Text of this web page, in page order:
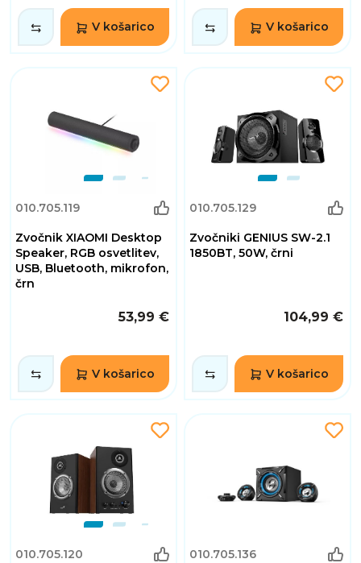
V košarico V košarico
010.705.119
Zvočnik XIAOMI Desktop
Speaker, RGB osvetlitev,
USB, Bluetooth, mikrofon,
črn
53,99 €
V košarico
010.705.129
Zvočniki GENIUS SW-2.1
1850BT, 50W, črni
104,99 €
V košarico
010.705.120 010.705.136